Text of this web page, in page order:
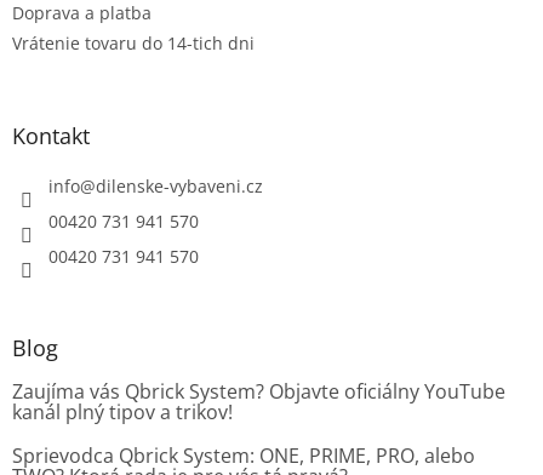
Doprava a platba
Vrátenie tovaru do 14-tich dni
Kontakt
info@dilenske-vybaveni.cz
00420 731 941 570
00420 731 941 570
Blog
Zaujíma vás Qbrick System? Objavte oficiálny YouTube
kanál plný tipov a trikov!
Sprievodca Qbrick System: ONE, PRIME, PRO, alebo